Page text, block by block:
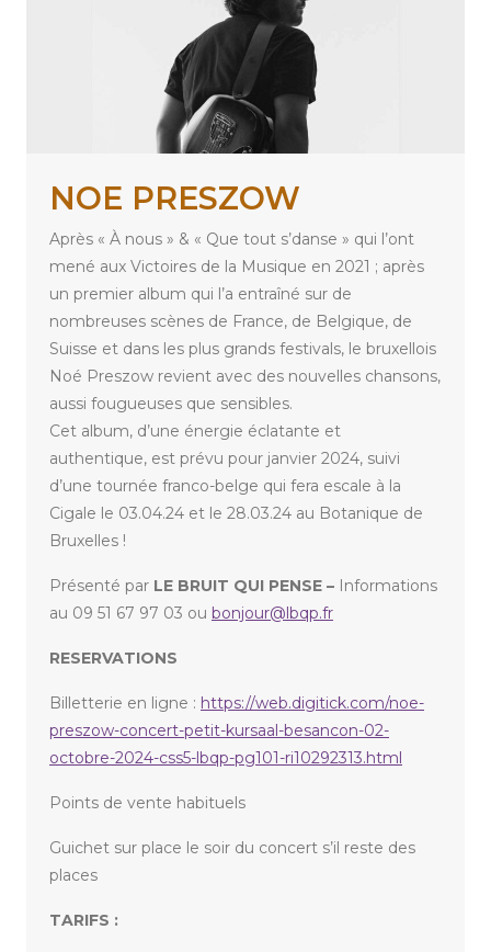
NOE PRESZOW
Après « À nous » & « Que tout s’danse » qui l’ont
mené aux Victoires de la Musique en 2021 ; après
un premier album qui l’a entraîné sur de
nombreuses scènes de France, de Belgique, de
Suisse et dans les plus grands festivals, le bruxellois
Noé Preszow revient avec des nouvelles chansons,
aussi fougueuses que sensibles.
Cet album, d’une énergie éclatante et
authentique, est prévu pour janvier 2024, suivi
d’une tournée franco-belge qui fera escale à la
Cigale le 03.04.24 et le 28.03.24 au Botanique de
Bruxelles !
Présenté par LE BRUIT QUI PENSE – Informations
au 09 51 67 97 03 ou bonjour@lbqp.fr
RESERVATIONS
Billetterie en ligne : https://web.digitick.com/noe-
preszow-concert-petit-kursaal-besancon-02-
octobre-2024-css5-lbqp-pg101-ri10292313.html
Points de vente habituels
Guichet sur place le soir du concert s’il reste des
places
TARIFS :